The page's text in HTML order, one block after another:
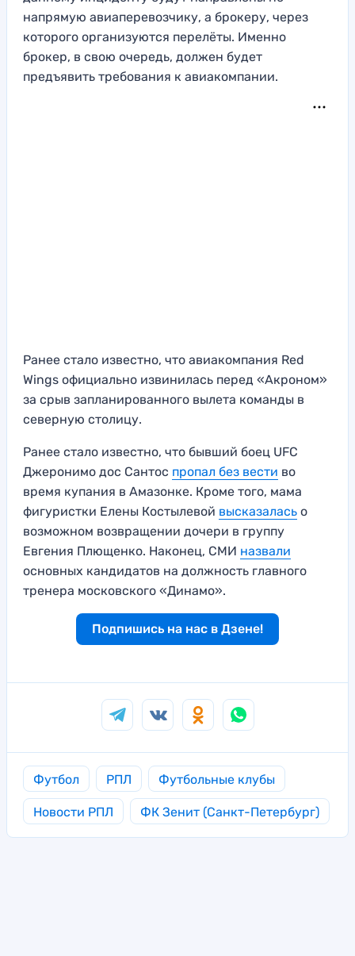
напрямую авиаперевозчику, а брокеру, через
которого организуются перелёты. Именно
брокер, в свою очередь, должен будет
предъявить требования к авиакомпании.
Ранее стало известно, что авиакомпания Red
Wings официально извинилась перед «Акроном»
за срыв запланированного вылета команды в
северную столицу.
Ранее стало известно, что бывший боец UFC
Джеронимо дос Сантос пропал без вести во
время купания в Амазонке. Кроме того, мама
фигуристки Елены Костылевой высказалась о
возможном возвращении дочери в группу
Евгения Плющенко. Наконец, СМИ назвали
основных кандидатов на должность главного
тренера московского «Динамо».
Подпишись на нас в Дзене!
Футбол РПЛ Футбольные клубы
Новости РПЛ ФК Зенит (Санкт-Петербург)